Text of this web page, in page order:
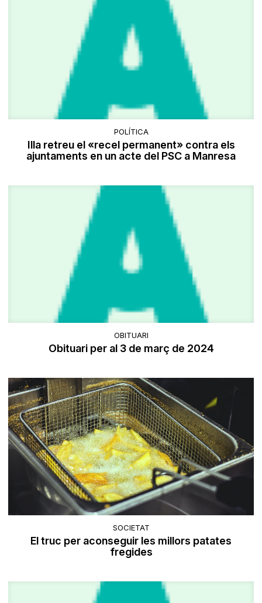
POLÍTICA
Illa retreu el «recel permanent» contra els
ajuntaments en un acte del PSC a Manresa
OBITUARI
Obituari per al 3 de març de 2024
SOCIETAT
El truc per aconseguir les millors patates
fregides